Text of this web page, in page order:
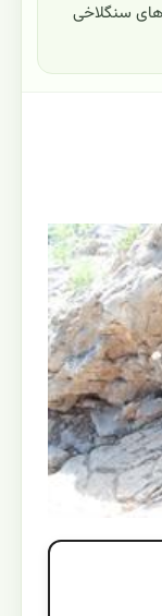
سنگلاخی